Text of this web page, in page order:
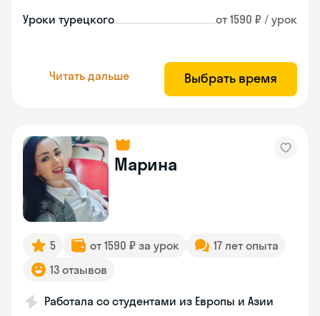
Уроки турецкого от 1590 ₽ / урок
Читать дальше Выбрать время
Марина
5 от 1590 ₽ за урок
17 лет опыта
13 отзывов
Работала со студентами из Европы и Азии